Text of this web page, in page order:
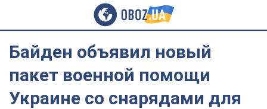
Байден объявил новый
пакет военной помощи
Украине со снарядами для